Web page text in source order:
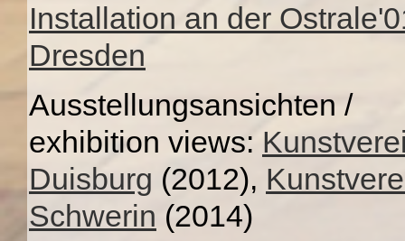
Installation an der
Dresden
Ausstellungsansichten /
exhibition views:
Duisburg (2012),
Schwerin (2014)